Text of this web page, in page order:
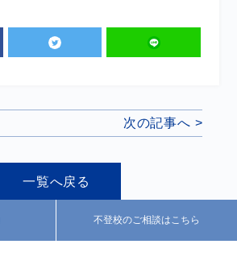
不登校のご相談はこちら
次の記事へ >
一覧へ戻る